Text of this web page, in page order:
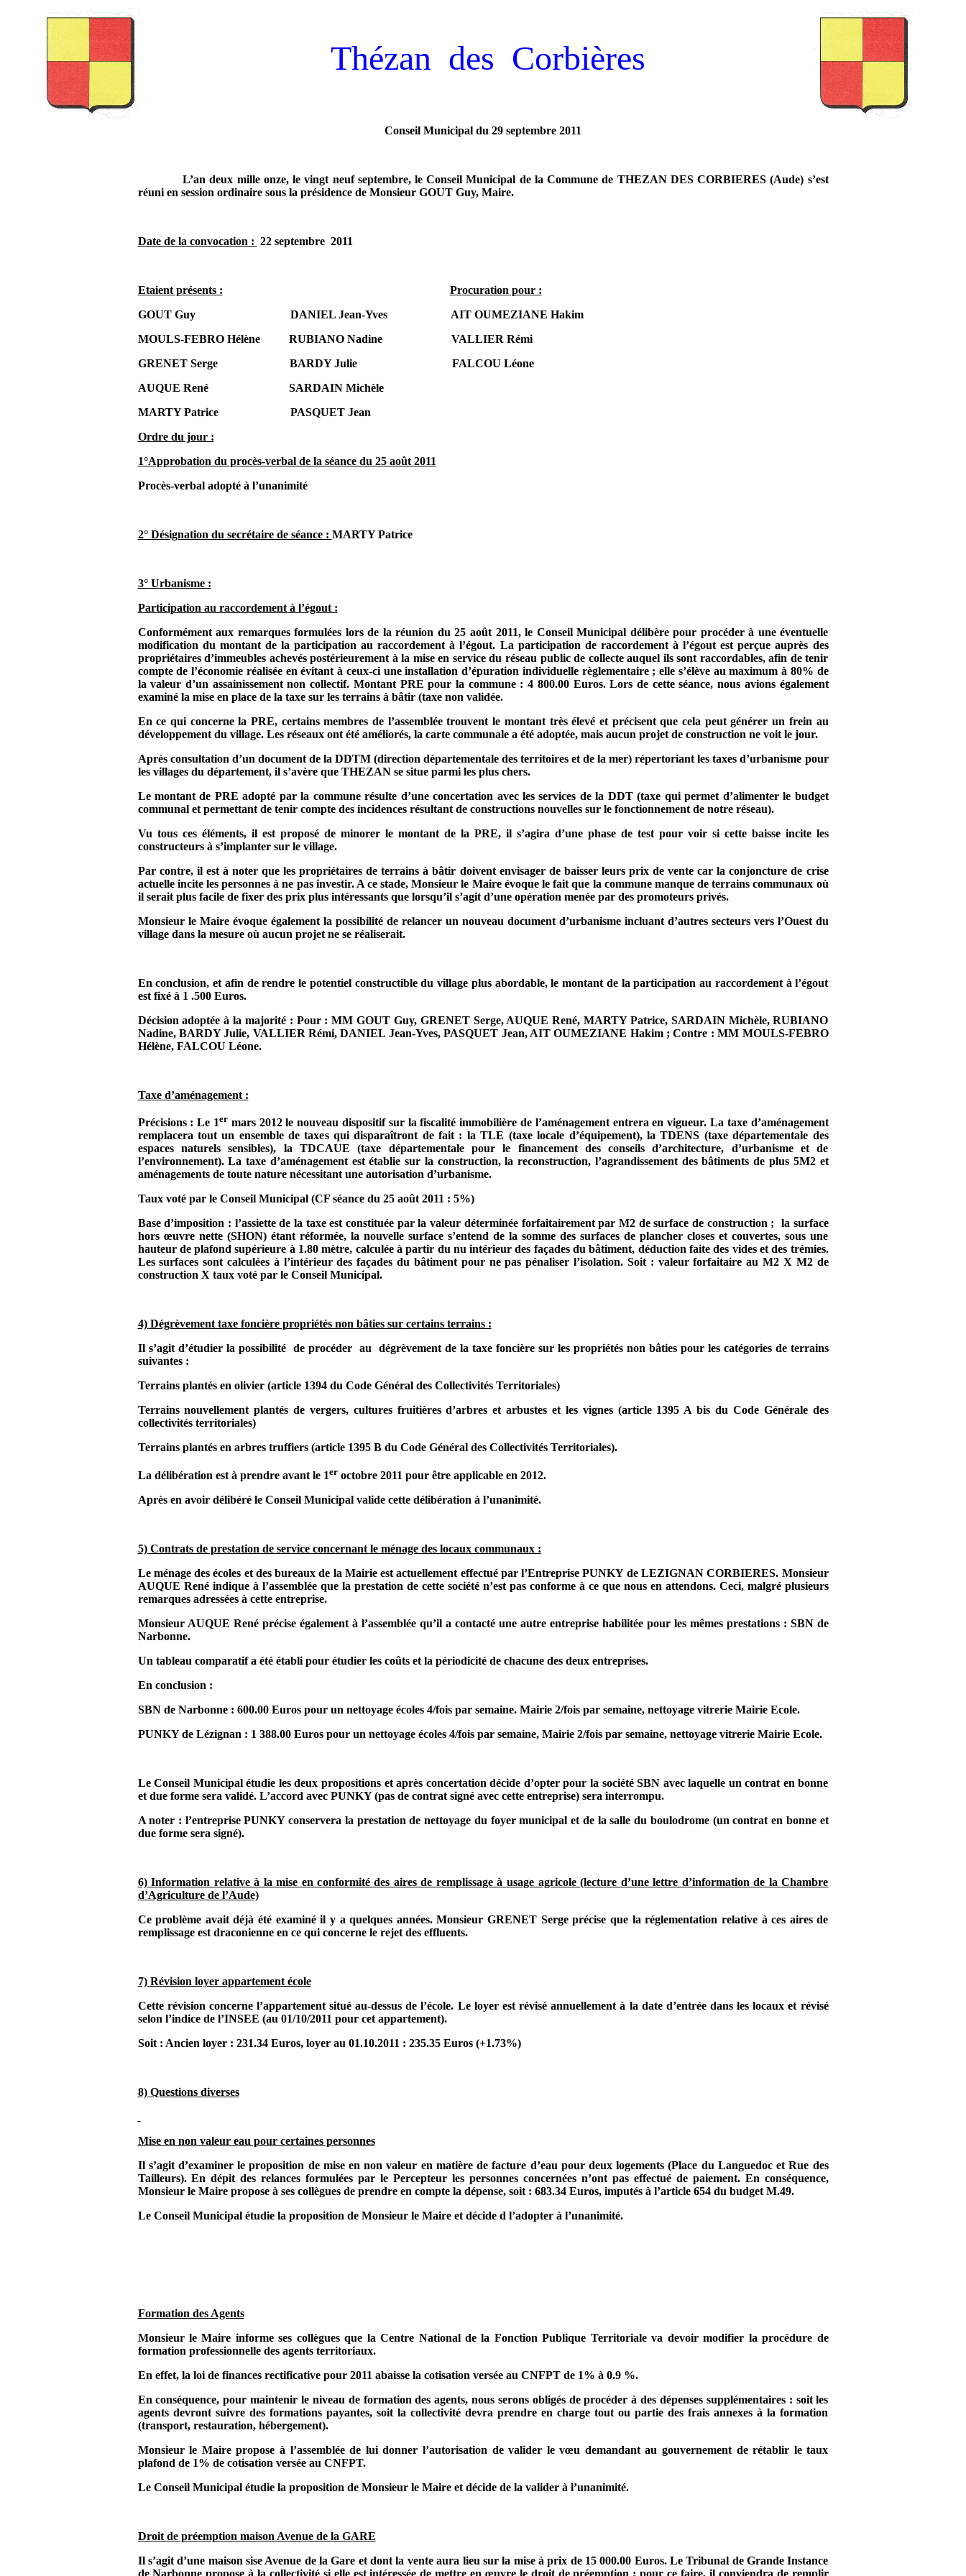
Thézan des Corbières
Conseil Municipal du 29 septembre 2011
L’an deux mille onze, le vingt neuf septembre, le Conseil Municipal de la Commune de THEZAN DES CORBIERES (Aude) s’est
réuni en session ordinaire sous la présidence de Monsieur GOUT Guy, Maire.
Date de la convocation : 22 septembre 2011
Etaient présents :
Procuration pour :
GOUT Guy
DANIEL Jean-Yves
AIT OUMEZIANE Hakim
MOULS-FEBRO Hélène
RUBIANO Nadine
VALLIER Rémi
GRENET Serge
BARDY Julie
FALCOU Léone
AUQUE René
SARDAIN Michèle
MARTY Patrice
PASQUET Jean
Ordre du jour :
1°Approbation du procès-verbal de la séance du 25 août 2011
Procès-verbal adopté à l’unanimité
2° Désignation du secrétaire de séance : MARTY Patrice
3° Urbanisme :
Participation au raccordement à l’égout :
Conformément aux remarques formulées lors de la réunion du 25 août 2011, le Conseil Municipal délibère pour procéder à une éventuelle
modification du montant de la participation au raccordement à l’égout. La participation de raccordement à l’égout est perçue auprès des
propriétaires d’immeubles achevés postérieurement à la mise en service du réseau public de collecte auquel ils sont raccordables, afin de tenir
compte de l’économie réalisée en évitant à ceux-ci une installation d’épuration individuelle règlementaire ; elle s’élève au maximum à 80% de
la valeur d’un assainissement non collectif. Montant PRE pour la commune : 4 800.00 Euros. Lors de cette séance, nous avions également
examiné la mise en place de la taxe sur les terrains à bâtir (taxe non validée.
En ce qui concernela PRE, certains membres de l’assemblée trouvent le montant très élevé et précisent que cela peut générer un frein au
développement du village. Les réseaux ont été améliorés, la carte communale a été adoptée, mais aucun projet de construction ne voit le jour.
Après consultation d’un document de la DDTM(direction départementale des territoires et de la mer) répertoriant les taxes d’urbanisme pour
les villages du département, il s’avère que THEZAN se situe parmi les plus chers.
Le montant de PRE adopté par la commune résulte d’une concertation avec les services dela DDT(taxe qui permet d’alimenter le budget
communal et permettant de tenir compte des incidences résultant de constructions nouvelles sur le fonctionnement de notre réseau).
Vu tous ces éléments, il est proposé de minorer le montant de la PRE, il s’agira d’une phase de test pour voir si cette baisse incite les
constructeurs à s’implanter sur le village.
Par contre, il est à noter que les propriétaires de terrains à bâtir doivent envisager de baisser leurs prix de vente car la conjoncture de crise
actuelle incite les personnes à ne pas investir. A ce stade, Monsieur le Maire évoque le fait que la commune manque de terrains communaux où
il serait plus facile de fixer des prix plus intéressants que lorsqu’il s’agit d’une opération menée par des promoteurs privés.
Monsieur le Maire évoque également la possibilité de relancer un nouveau document d’urbanisme incluant d’autres secteurs vers l’Ouest du
village dans la mesure où aucun projet ne se réaliserait.
En conclusion, et afin de rendre le potentiel constructible du village plus abordable, le montant de la participation au raccordement à l’égout
est fixé à 1 .500 Euros.
Décision adoptée à la majorité : Pour : MM GOUT Guy, GRENET Serge, AUQUE René, MARTY Patrice, SARDAIN Michèle, RUBIANO
Nadine, BARDY Julie, VALLIER Rémi, DANIEL Jean-Yves, PASQUET Jean, AIT OUMEZIANE Hakim ; Contre : MM MOULS-FEBRO
Hélène, FALCOU Léone.
Taxe d’aménagement :
Précisions : Le 1ermars 2012 le nouveau dispositif sur la fiscalité immobilière de l’aménagement entrera en vigueur. La taxe d’aménagement
remplacera tout un ensemble de taxes qui disparaîtront de fait : la TLE (taxe locale d’équipement), la TDENS (taxe départementale des
espaces naturels sensibles), la TDCAUE (taxe départementale pour le financement des conseils d’architecture, d’urbanisme et de
l’environnement). La taxe d’aménagement est établie sur la construction, la reconstruction, l’agrandissement des bâtiments de plus 5M2 et
aménagements de toute nature nécessitant une autorisation d’urbanisme.
Taux voté par le Conseil Municipal (CF séance du 25 août 2011 : 5%)
Base d’imposition : l’assiette de la taxe est constituée par la valeur déterminée forfaitairement par M2 de surface de construction ;
la surface
hors œuvre nette (SHON) étant réformée, la nouvelle surface s’entend de la somme des surfaces de plancher closes et couvertes, sous une
hauteur de plafond supérieure à 1.80 mètre, calculée à partir du nu intérieur des façades du bâtiment, déduction faite des vides et des trémies.
Les surfaces sont calculées à l’intérieur des façades du bâtiment pour ne pas pénaliser l’isolation. Soit : valeur forfaitaire au M2 X M2 de
construction X taux voté par le Conseil Municipal.
4) Dégrèvement taxe foncière propriétés non bâties sur certains terrains :
Il s’agit d’étudier la possibilité
de procéder au
dégrèvement de la taxe foncière sur les propriétés non bâties pour les catégories de terrains
suivantes :
Terrains plantés en olivier (article 1394 du Code Général des Collectivités Territoriales)
Terrains nouvellement plantés de vergers, cultures fruitières d’arbres et arbustes et les vignes (article 1395 A bis du Code Générale des
collectivités territoriales)
Terrains plantés en arbres truffiers (article 1395 B du Code Général des Collectivités Territoriales).
La délibération est à prendre avant le 1eroctobre 2011 pour être applicable en 2012.
Après en avoir délibéré le Conseil Municipal valide cette délibération à l’unanimité.
5) Contrats de prestation de service concernant le ménage des locaux communaux :
Le ménage des écoles et des bureaux de la Mairie est actuellement effectué par l’Entreprise PUNKY de LEZIGNAN CORBIERES. Monsieur
AUQUE René indique à l’assemblée que la prestation de cette société n’est pas conforme à ce que nous en attendons. Ceci, malgré plusieurs
remarques adressées à cette entreprise.
Monsieur AUQUE René précise également à l’assemblée qu’il a contacté une autre entreprise habilitée pour les mêmes prestations : SBN de
Narbonne.
Un tableau comparatif a été établi pour étudier les coûts et la périodicité de chacune des deux entreprises.
En conclusion :
SBN de Narbonne : 600.00 Euros pour un nettoyage écoles 4/fois par semaine. Mairie 2/fois par semaine, nettoyage vitrerie Mairie Ecole.
PUNKY de Lézignan : 1 388.00 Euros pour un nettoyage écoles 4/fois par semaine, Mairie 2/fois par semaine, nettoyage vitrerie Mairie Ecole.
Le Conseil Municipal étudie les deux propositions et après concertation décide d’opter pour la société SBN avec laquelle un contrat en bonne
et due forme sera validé. L’accord avec PUNKY (pas de contrat signé avec cette entreprise) sera interrompu.
A noter : l’entreprise PUNKY conservera la prestation de nettoyage du foyer municipal et de la salle du boulodrome (un contrat en bonne et
due forme sera signé).
6) Information relative à la mise en conformité des aires de remplissage à usage agricole (lecture d’une lettre d’information de la Chambre
d’Agriculture de l’Aude)
Ce problème avait déjà été examiné il y a quelques années. Monsieur GRENET Serge précise que la réglementation relative à ces aires de
remplissage est draconienne en ce qui concerne le rejet des effluents.
7) Révision loyer appartement école
Cette révision concerne l’appartement situé au-dessus de l’école. Le loyer est révisé annuellement à la date d’entrée dans les locaux et révisé
selon l’indice de l’INSEE (au 01/10/2011 pour cet appartement).
Soit : Ancien loyer : 231.34 Euros, loyer au 01.10.2011 : 235.35 Euros (+1.73%)
8) Questions diverses
Mise en non valeur eau pour certaines personnes
Il s’agit d’examiner le proposition de mise en non valeur en matière de facture d’eau pour deux logements (Place du Languedoc et Rue des
Tailleurs). En dépit des relances formulées par le Percepteur les personnes concernées n’ont pas effectué de paiement. En conséquence,
Monsieur le Maire propose à ses collègues de prendre en compte la dépense, soit : 683.34 Euros, imputés à l’article 654 du budget M.49.
Le Conseil Municipal étudie la proposition de Monsieur le Maire et décide d l’adopter à l’unanimité.
Formation des Agents
Monsieur le Maire informe ses collègues que la Centre National de la Fonction Publique Territoriale va devoir modifier la procédure de
formation professionnelle des agents territoriaux.
En effet, la loi de finances rectificative pour 2011 abaisse la cotisation versée au CNFPT de 1% à 0.9 %.
En conséquence, pour maintenir le niveau de formation des agents, nous serons obligés de procéder à des dépenses supplémentaires : soit les
agents devront suivre des formations payantes, soit la collectivité devra prendre en charge tout ou partie des frais annexes à la formation
(transport, restauration, hébergement).
Monsieur le Maire propose à l’assemblée de lui donner l’autorisation de valider le vœu demandant au gouvernement de rétablir le taux
plafond de 1% de cotisation versée au CNFPT.
Le Conseil Municipal étudie la proposition de Monsieur le Maire et décide de la valider à l’unanimité.
Droit de préemption maison Avenue de la GARE
Il s’agit d’une maison sise Avenue de la Gare et dont la vente aura lieu sur la mise à prix de 15 000.00 Euros. Le Tribunal de Grande Instance
de Narbonne propose à la collectivité si elle est intéressée de mettre en œuvre le droit de préemption ; pour ce faire, il conviendra de remplir